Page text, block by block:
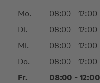
Mo. 08:00 - 12:00
Di.
08:00 - 12:00
Mi.
08:00 - 12:00
Do.
08:00 - 12:00
Fr.
08:00 - 12:00